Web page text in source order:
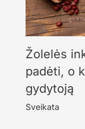
Žolelės
padėti, o
gydytoją
Sveikata